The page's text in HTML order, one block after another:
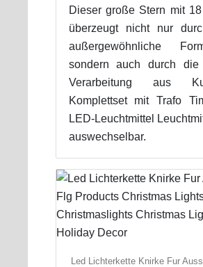
Dieser große Stern mit
überzeugt nicht nur
außergewöhnliche
sondern auch durch die
Verarbeitung aus
Komplettset mit Trafo
LED-Leuchtmittel
auswechselbar.
Led Lichterkette Knirke Fur